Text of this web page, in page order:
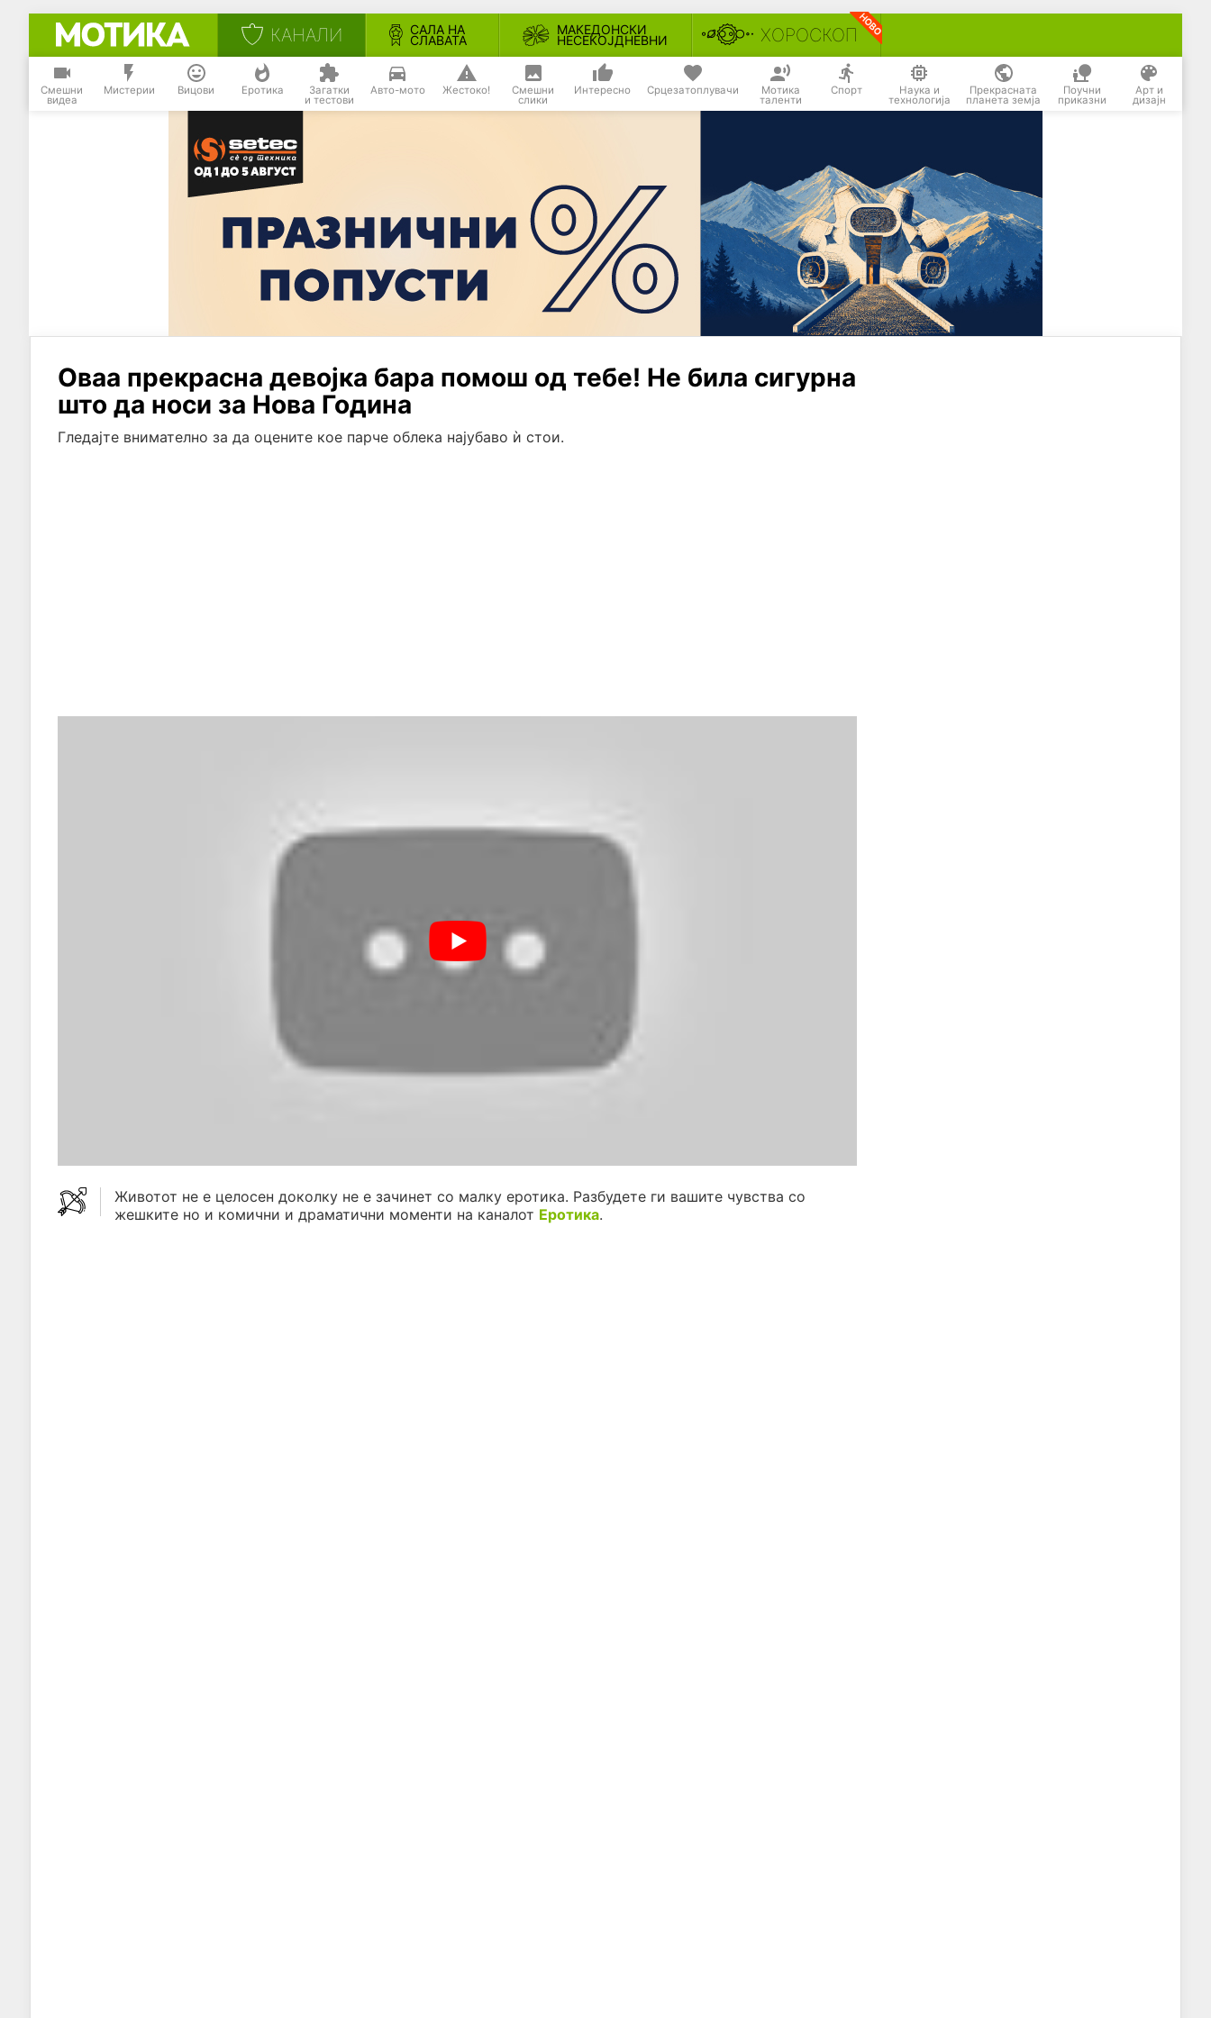
КАНАЛИ САЛА НА
СЛАВАТА
МАКЕДОНСКИ
НЕСЕКОЈДНЕВНИ ХОРОСКОП
Смешни
видеа
Мистерии Вицови Еротика Загатки
и тестови
Авто-мото Жестоко! Смешни
слики
Интересно Срцезатоплувачи Мотика
таленти
Спорт Наука и
технологија
Прекрасната
планета земја
Поучни
приказни
Арт и
дизајн
Оваа прекрасна девојка бара помош од тебе! Не била сигурна
што да носи за Нова Година
Гледајте внимателно за да оцените кое парче облека најубаво ѝ стои.
Животот не е целосен доколку не е зачинет со малку еротика. Разбудете ги вашите чувства со
жешките но и комични и драматични моменти на каналот Еротика.